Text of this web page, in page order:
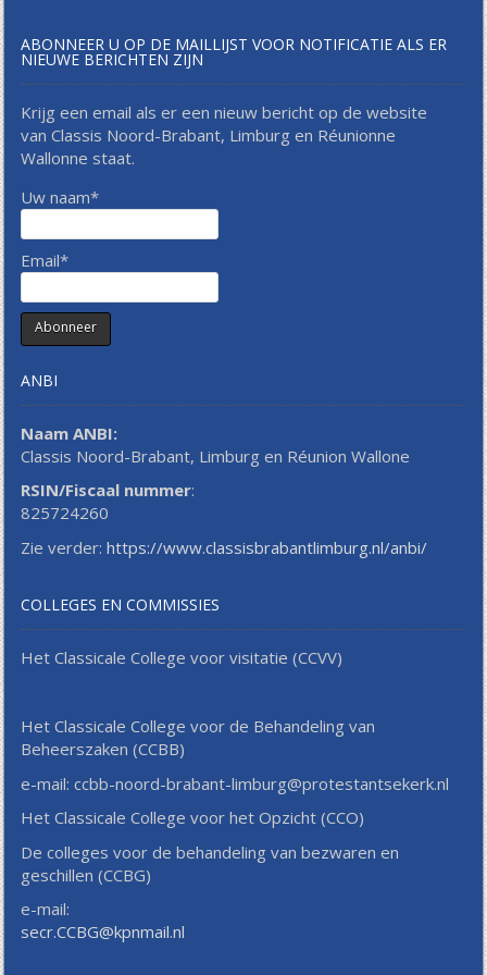
ABONNEER U OP DE MAILLIJST VOOR NOTIFICATIE ALS ER
NIEUWE BERICHTEN ZIJN
Krijg een email als er een nieuw bericht op de website
van Classis Noord-Brabant, Limburg en Réunionne
Wallonne staat.
Uw naam*
Email*
ANBI
Naam ANBI:
Classis Noord-Brabant, Limburg en Réunion Wallone
RSIN/Fiscaal nummer:
825724260
Zie verder:https://www.classisbrabantlimburg.nl/anbi/
COLLEGES EN COMMISSIES
Het Classicale College voor visitatie (CCVV)
Het Classicale College voor de Behandeling van
Beheerszaken (CCBB)
e-mail: ccbb-noord-brabant-limburg@protestantsekerk.nl
Het Classicale College voor het Opzicht (CCO)
De colleges voor de behandeling van bezwaren en
geschillen (CCBG)
e-mail:
secr.CCBG@kpnmail.nl